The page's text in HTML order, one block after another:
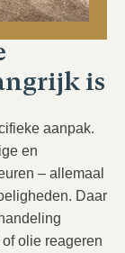
is
aanpak.
en
– allemaal
Daar
olie reageren